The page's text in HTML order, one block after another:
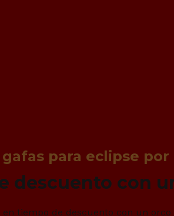
para eclipse por
descuento con